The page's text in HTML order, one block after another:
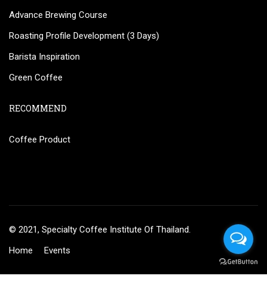
Advance Brewing Course
Roasting Profile Development (3 Days)
Barista Inspiration
Green Coffee
RECOMMEND
Coffee Product
© 2021, Specialty Coffee Institute Of Thailand.
Home
Events